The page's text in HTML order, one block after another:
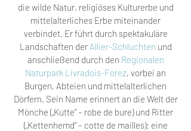
die wilde Natur, religiöses Kulturerbe und
mittelalterliches Erbe miteinander
verbindet. Er führt durch spektakuläre
Landschaften der Allier-Schluchten und
anschließend durch den Regionalen
Naturpark Livradois-Forez, vorbei an
Burgen, Abteien und mittelalterlichen
Dörfern. Sein Name erinnert an die Welt der
Mönche („Kutte” – robe de bure) und Ritter
(„Kettenhemd” – cotte de mailles): eine